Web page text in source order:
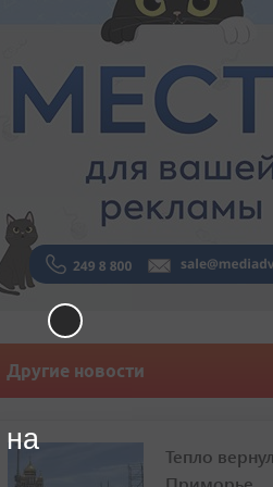
Другие новости
Тепло